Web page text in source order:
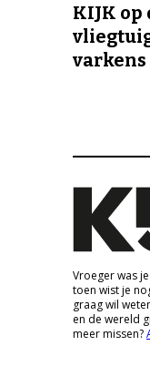
KIJK op
varkens
Vroeger was
toen wist je
graag wil
en de wereld
meer missen?